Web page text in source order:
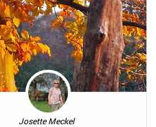
Josette Meckel